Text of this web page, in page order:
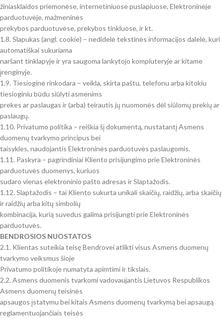
žiniasklaidos priemonėse, internetiniuose puslapiuose, Elektroninėje
parduotuvėje, mažmeninės
prekybos parduotuvėse, prekybos tinkluose, ir kt.
1.8. Slapukas (angl. cookie) – nedidelė tekstinės informacijos dalelė, kuri
automatiškai sukuriama
naršant tinklapyje ir yra saugoma lankytojo kompiuteryje ar kitame
įrenginyje.
1.9. Tiesioginė rinkodara – veikla, skirta paštu, telefonu arba kitokiu
tiesioginiu būdu siūlyti asmenims
prekes ar paslaugas ir (arba) teirautis jų nuomonės dėl siūlomų prekių ar
paslaugų.
1.10. Privatumo politika – reiškia šį dokumentą, nustatantį Asmens
duomenų tvarkymo principus bei
taisykles, naudojantis Elektroninės parduotuvės paslaugomis.
1.11. Paskyra – pagrindiniai Kliento prisijungimo prie Elektroninės
parduotuvės duomenys, kuriuos
sudaro vienas elektroninio pašto adresas ir Slaptažodis.
1.12. Slaptažodis – tai Kliento sukurta unikali skaičių, raidžių, arba skaičių
ir raidžių arba kitų simbolių
kombinacija, kurią suvedus galima prisijungti prie Elektroninės
parduotuvės.
BENDROSIOS NUOSTATOS
2.1. Klientas suteikia teisę Bendrovei atlikti visus Asmens duomenų
tvarkymo veiksmus šioje
Privatumo politikoje numatyta apimtimi ir tikslais.
2.2. Asmens duomenis tvarkomi vadovaujantis Lietuvos Respublikos
Asmens duomenų teisinės
apsaugos įstatymu bei kitais Asmens duomenų tvarkymą bei apsaugą
reglamentuojančiais teisės